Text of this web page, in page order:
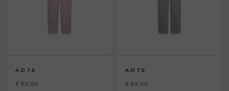
AO76
€ 90,00
AO76
€ 89,00